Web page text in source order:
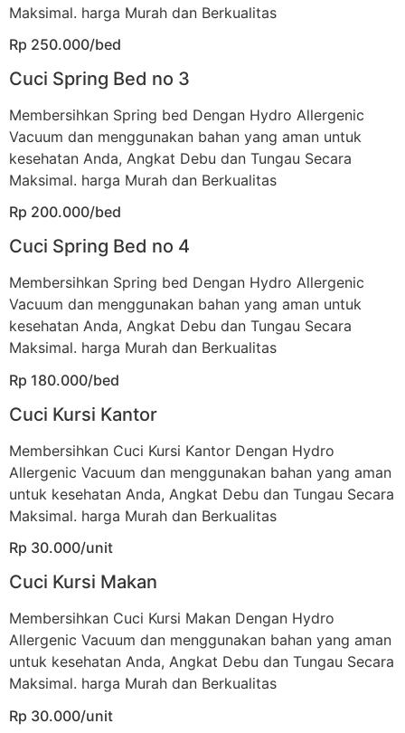
Maksimal. harga Murah dan Berkualitas
Rp 250.000/bed
Cuci Spring Bed no 3
Membersihkan Spring bed Dengan Hydro Allergenic
Vacuum dan menggunakan bahan yang aman untuk
kesehatan Anda, Angkat Debu dan Tungau Secara
Maksimal. harga Murah dan Berkualitas
Rp 200.000/bed
Cuci Spring Bed no 4
Membersihkan Spring bed Dengan Hydro Allergenic
Vacuum dan menggunakan bahan yang aman untuk
kesehatan Anda, Angkat Debu dan Tungau Secara
Maksimal. harga Murah dan Berkualitas
Rp 180.000/bed
Cuci Kursi Kantor
Membersihkan Cuci Kursi Kantor Dengan Hydro
Allergenic Vacuum dan menggunakan bahan yang aman
untuk kesehatan Anda, Angkat Debu dan Tungau Secara
Maksimal. harga Murah dan Berkualitas
Rp 30.000/unit
Cuci Kursi Makan
Membersihkan Cuci Kursi Makan Dengan Hydro
Allergenic Vacuum dan menggunakan bahan yang aman
untuk kesehatan Anda, Angkat Debu dan Tungau Secara
Maksimal. harga Murah dan Berkualitas
Rp 30.000/unit